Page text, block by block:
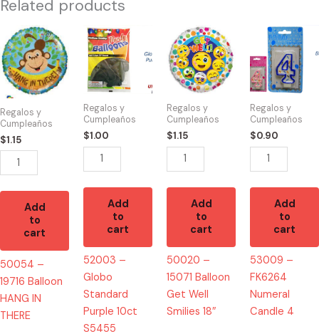
Related products
Regalos y
Cumpleaños
$1.15
50054
-
19716
Balloon
HANG
IN
THERE
quantity
Add
to
cart
50054 –
19716 Balloon
HANG IN
THERE
Regalos y
Cumpleaños
$1.00
52003
-
Globo
Standard
Purple
10ct
S5455
quantity
Add
to
cart
52003 –
Globo
Standard
Purple 10ct
S5455
Regalos y
Cumpleaños
$1.15
50020
-
15071
Balloon
Get
Well
Smilies
quantity
Add
to
cart
50020 –
15071 Balloon
Get Well
Smilies 18″
Regalos y
Cumpleaños
$0.90
53009
FK6264
Numeral
Candle
4
quantity
Add
to
cart
53009 –
FK6264
Numeral
Candle 4